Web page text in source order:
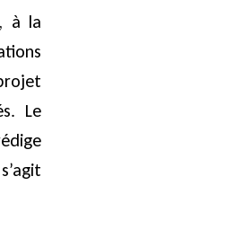
à la
Le